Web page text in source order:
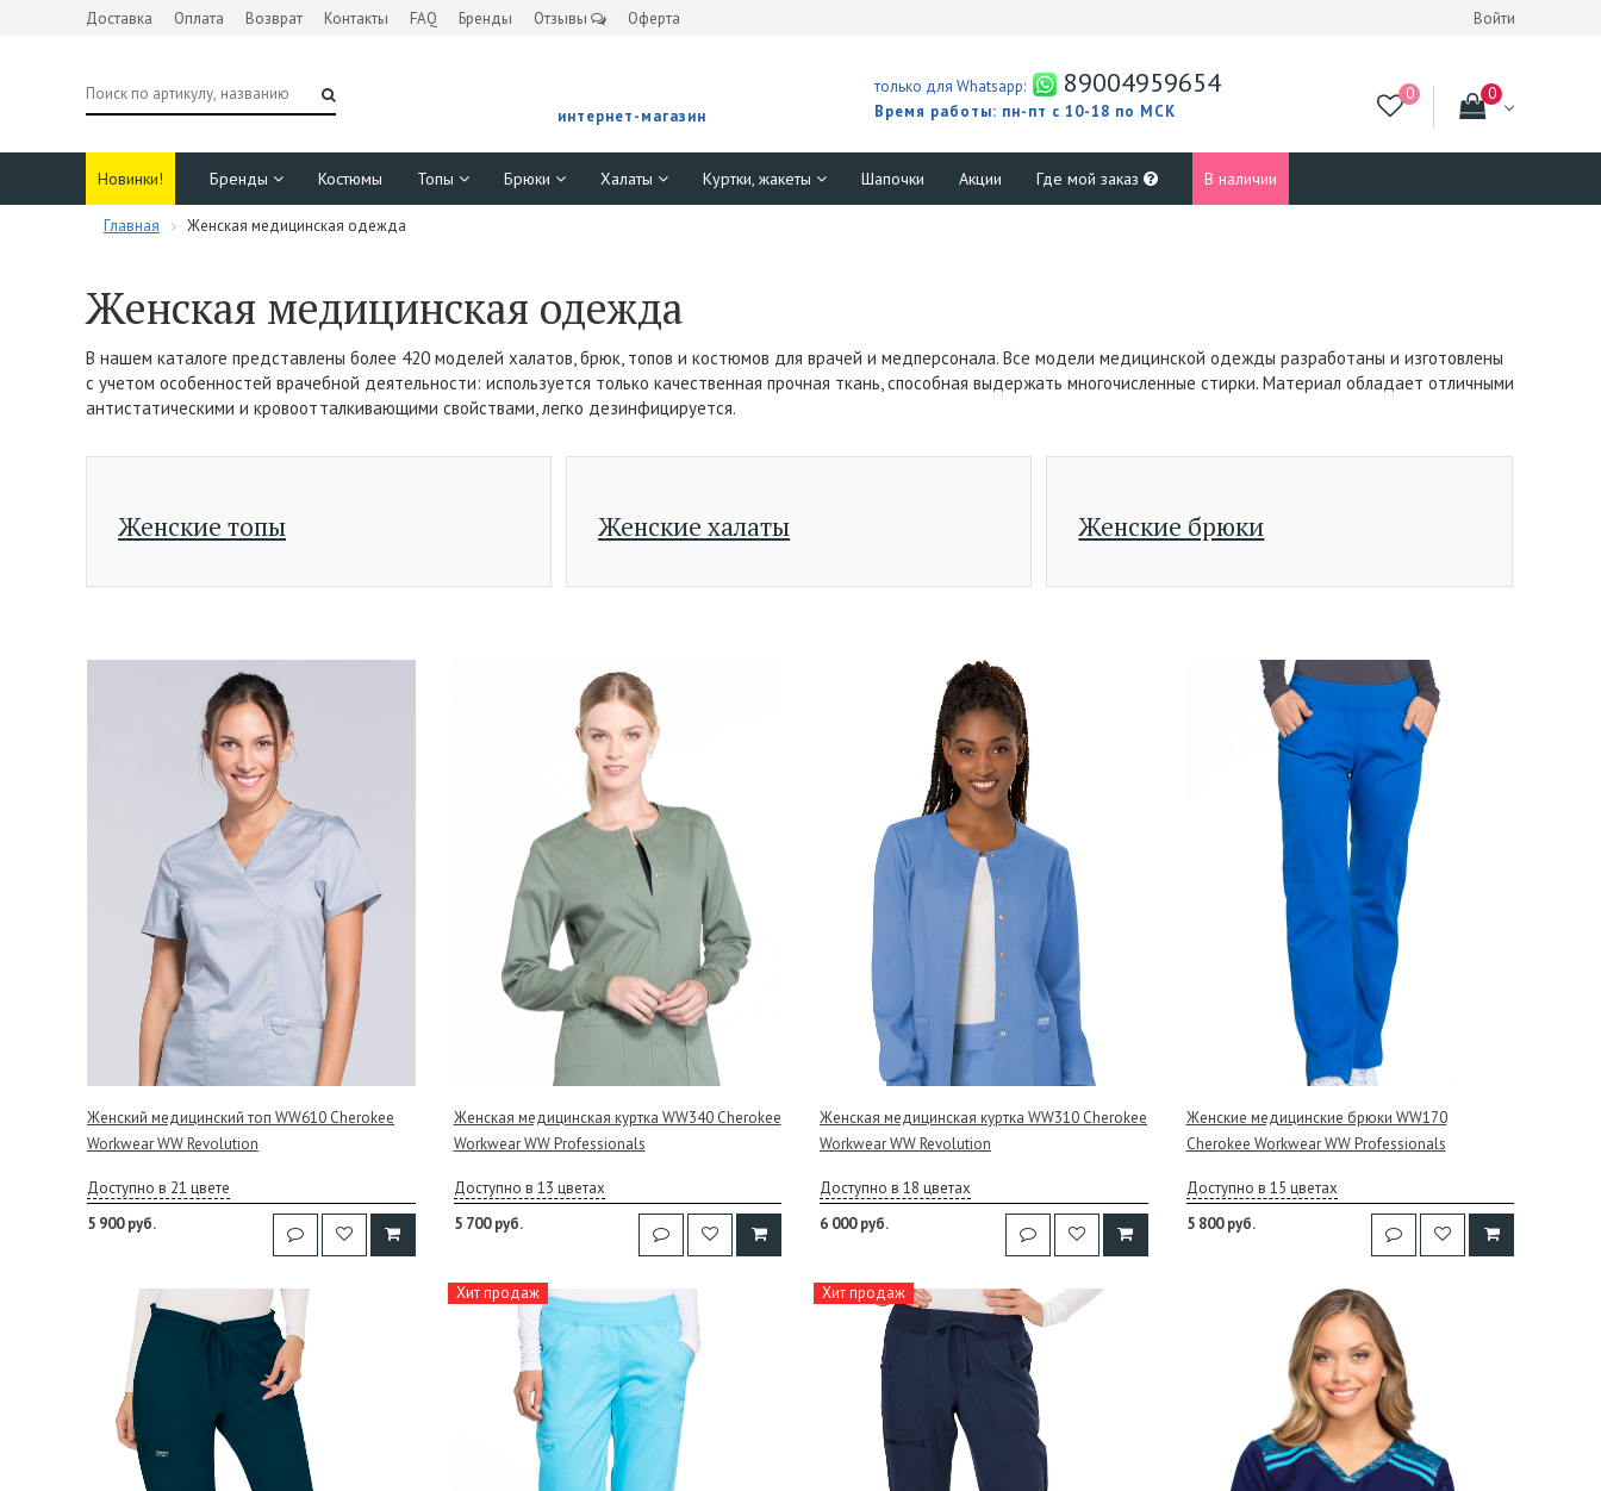
Доставка Оплата Возврат Контакты FAQ Бренды Отзывы Оферта Войти
интернет-магазин
только для Whatsapp: 89004959654
Время работы: пн-пт с 10-18 по МСК
Новинки! Бренды Костюмы Топы Брюки Халаты Куртки, жакеты Шапочки Акции Где мой заказ В наличии
Главная Женская медицинская одежда
Женская медицинская одежда
В нашем каталоге представлены более 420 моделей халатов, брюк, топов и костюмов для врачей и медперсонала. Все модели медицинской одежды разработаны и изготовлены
с учетом особенностей врачебной деятельности: используется только качественная прочная ткань, способная выдержать многочисленные стирки. Материал обладает отличными
антистатическими и кровоотталкивающими свойствами, легко дезинфицируется.
Женские топы Женские халаты Женские брюки
Женский медицинский топ WW610 Cherokee
Workwear WW Revolution
Доступно в 21 цвете
5 900 руб.
Женская медицинская куртка WW340 Cherokee
Workwear WW Professionals
Доступно в 13 цветах
5 700 руб.
Женская медицинская куртка WW310 Cherokee
Workwear WW Revolution
Доступно в 18 цветах
6 000 руб.
Женские медицинские брюки WW170
Cherokee Workwear WW Professionals
Доступно в 15 цветах
5 800 руб.
Хит продаж Хит продаж